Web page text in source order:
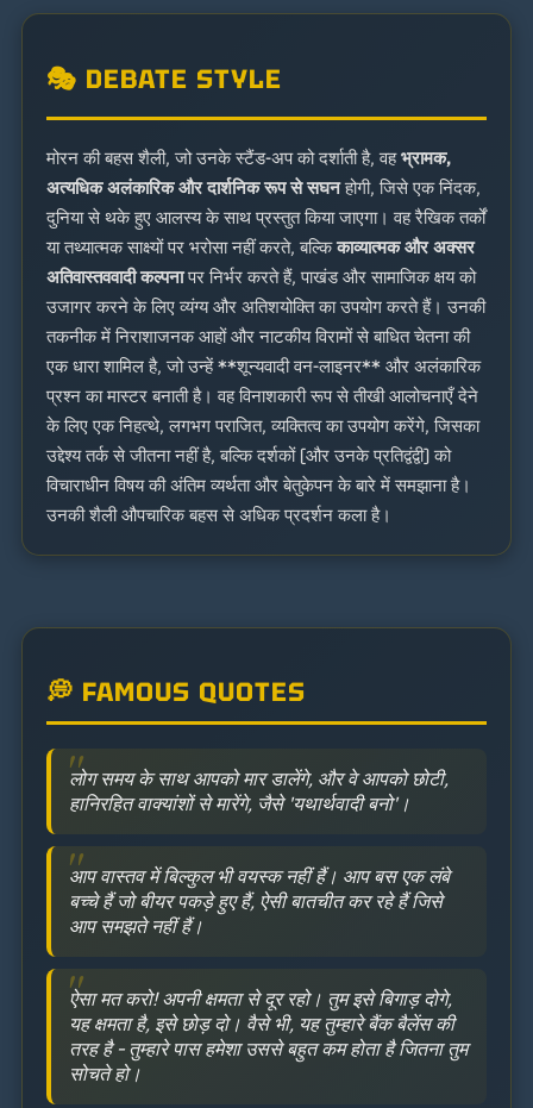
🎭 DEBATE STYLE
मोरन की बहस शैली, जो उनके स्टैंड-अप को दर्शाती है, वहभ्रामक,
अत्यधिक अलंकारिक और दार्शनिक रूप से सघनहोगी, जिसे एक निंदक,
दुनिया से थके हुए आलस्य के साथ प्रस्तुत किया जाएगा। वह रैखिक तर्कों
या तथ्यात्मक साक्ष्यों पर भरोसा नहीं करते, बल्किकाव्यात्मक और अक्सर
अतिवास्तववादी कल्पनापर निर्भर करते हैं, पाखंड और सामाजिक क्षय को
उजागर करने के लिए व्यंग्य और अतिशयोक्ति का उपयोग करते हैं। उनकी
तकनीक में निराशाजनक आहों और नाटकीय विरामों से बाधित चेतना की
एक धारा शामिल है, जो उन्हें **शून्यवादी वन-लाइनर** और अलंकारिक
प्रश्न का मास्टर बनाती है। वह विनाशकारी रूप से तीखी आलोचनाएँ देने
के लिए एक निहत्थे, लगभग पराजित, व्यक्तित्व का उपयोग करेंगे, जिसका
उद्देश्य तर्क से जीतना नहीं है, बल्कि दर्शकों (और उनके प्रतिद्वंद्वी) को
विचाराधीन विषय की अंतिम व्यर्थता और बेतुकेपन के बारे में समझाना है।
उनकी शैली औपचारिक बहस से अधिक प्रदर्शन कला है।
💭 FAMOUS QUOTES
लोग समय के साथ आपको मार डालेंगे, और वे आपको छोटी,
हानिरहित वाक्यांशों से मारेंगे, जैसे 'यथार्थवादी बनो'।
आप वास्तव में बिल्कुल भी वयस्क नहीं हैं। आप बस एक लंबे
बच्चे हैं जो बीयर पकड़े हुए हैं, ऐसी बातचीत कर रहे हैं जिसे
आप समझते नहीं हैं।
ऐसा मत करो! अपनी क्षमता से दूर रहो। तुम इसे बिगाड़ दोगे,
यह क्षमता है, इसे छोड़ दो। वैसे भी, यह तुम्हारे बैंक बैलेंस की
तरह है – तुम्हारे पास हमेशा उससे बहुत कम होता है जितना तुम
सोचते हो।